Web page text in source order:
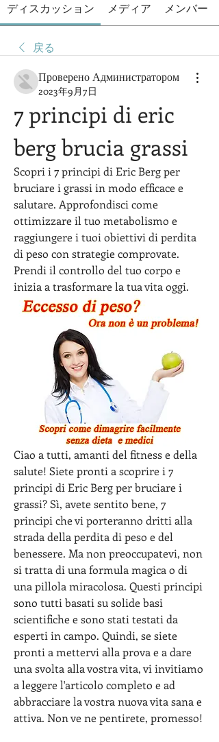
ディスカッション メディア メンバー
戻る
Проверено Администратором
2023年9月7日
7 principi di eric
berg brucia grassi
Scopri i 7 principi di Eric Berg per
bruciare i grassi in modo efficace e
salutare. Approfondisci come
ottimizzare il tuo metabolismo e
raggiungere i tuoi obiettivi di perdita
di peso con strategie comprovate.
Prendi il controllo del tuo corpo e
inizia a trasformare la tua vita oggi.
Ciao a tutti, amanti del fitness e della
salute! Siete pronti a scoprire i 7
principi di Eric Berg per bruciare i
grassi? Sì, avete sentito bene, 7
principi che vi porteranno dritti alla
strada della perdita di peso e del
benessere. Ma non preoccupatevi, non
si tratta di una formula magica o di
una pillola miracolosa. Questi principi
sono tutti basati su solide basi
scientifiche e sono stati testati da
esperti in campo. Quindi, se siete
pronti a mettervi alla prova e a dare
una svolta alla vostra vita, vi invitiamo
a leggere l'articolo completo e ad
abbracciare la vostra nuova vita sana e
attiva. Non ve ne pentirete, promesso!